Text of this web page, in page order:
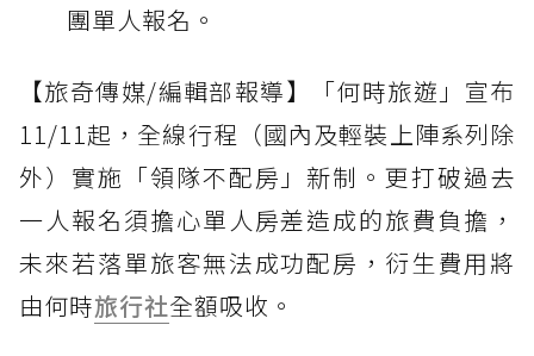
團單人報名。
【旅奇傳媒/編輯部報導】「何時旅遊」宣布
11/11起，全線行程（國內及輕裝上陣系列除
外）實施「領隊不配房」新制。更打破過去
一人報名須擔心單人房差造成的旅費負擔，
未來若落單旅客無法成功配房，衍生費用將
由何時旅行社全額吸收。